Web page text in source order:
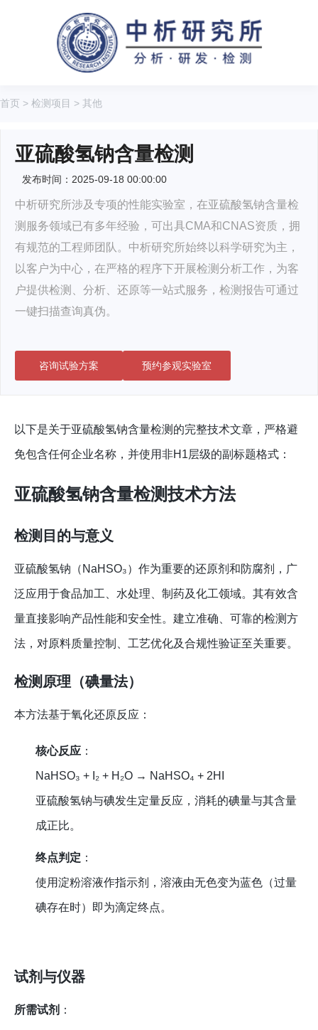
首页 > 检测项目 > 其他
亚硫酸氢钠含量检测
发布时间：2025-09-18 00:00:00
中析研究所涉及专项的性能实验室，在亚硫酸氢钠含量检
测服务领域已有多年经验，可出具CMA和CNAS资质，拥
有规范的工程师团队。中析研究所始终以科学研究为主，
以客户为中心，在严格的程序下开展检测分析工作，为客
户提供检测、分析、还原等一站式服务，检测报告可通过
一键扫描查询真伪。
咨询试验方案 预约参观实验室
以下是关于亚硫酸氢钠含量检测的完整技术文章，严格避
免包含任何企业名称，并使用非H1层级的副标题格式：
亚硫酸氢钠含量检测技术方法
检测目的与意义
亚硫酸氢钠（NaHSO₃）作为重要的还原剂和防腐剂，广
泛应用于食品加工、水处理、制药及化工领域。其有效含
量直接影响产品性能和安全性。建立准确、可靠的检测方
法，对原料质量控制、工艺优化及合规性验证至关重要。
检测原理（碘量法）
本方法基于氧化还原反应：
核心反应 ：
NaHSO₃ + I₂ + H₂O → NaHSO₄ + 2HI
亚硫酸氢钠与碘发生定量反应，消耗的碘量与其含量
成正比。
终点判定 ：
使用淀粉溶液作指示剂，溶液由无色变为蓝色（过量
碘存在时）即为滴定终点。
试剂与仪器
所需试剂 ：